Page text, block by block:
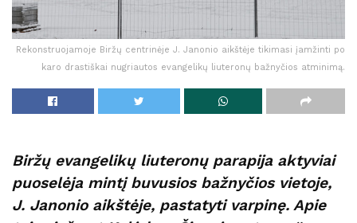
Rekonstruojamoje Biržų centrinėje J. Janonio aikštėje tikimasi įamžinti po
karo drastiškai nugriautos evangelikų liuteronų bažnyčios atminimą.
Biržų evangelikų liuteronų parapija aktyviai
puoselėja mintį buvusios bažnyčios vietoje,
J. Janonio aikštėje, pastatyti varpinę. Apie